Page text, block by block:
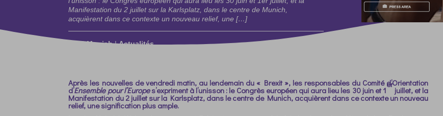
Manifestation du 2 juillet sur la Karlsplatz, dans le centre de Munich,
acquièrent dans ce contexte un nouveau relief, une […]
2016 Munich|Actualités
Après les nouvelles de vendredi matin, au lendemain du « Brexit », les responsables du Comité d’Orientation
d’Ensemble pour l’Europes’expriment à l’unisson : le Congrès européen qui aura lieu les 30 juin et 1
er
juillet, et la
Manifestation du 2 juillet sur la Karlsplatz, dans le centre de Munich, acquièrent dans ce contexte un nouveau
relief, une signification plus ample.